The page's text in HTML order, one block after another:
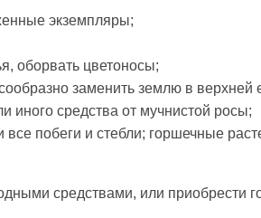
экземпляры;
оборвать цветоносы;
заменить землю в верхней
иного средства от мучнистой росы;
побеги и стебли; горшечные
средствами, или приобрести